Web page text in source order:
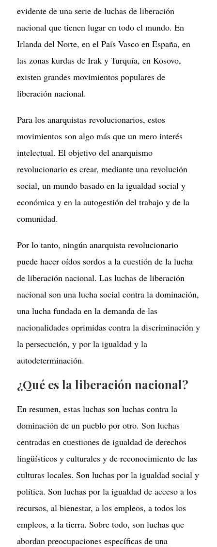
evidente de una serie de luchas de liberación
nacional que tienen lugar en todo el mundo. En
Irlanda del Norte, en el País Vasco en España, en
las zonas kurdas de Irak y Turquía, en Kosovo,
existen grandes movimientos populares de
liberación nacional.
Para los anarquistas revolucionarios, estos
movimientos son algo más que un mero interés
intelectual. El objetivo del anarquismo
revolucionario es crear, mediante una revolución
social, un mundo basado en la igualdad social y
económica y en la autogestión del trabajo y de la
comunidad.
Por lo tanto, ningún anarquista revolucionario
puede hacer oídos sordos a la cuestión de la lucha
de liberación nacional. Las luchas de liberación
nacional son una lucha social contra la dominación,
una lucha fundada en la demanda de las
nacionalidades oprimidas contra la discriminación y
la persecución, y por la igualdad y la
autodeterminación.
¿Qué es la liberación nacional?
En resumen, estas luchas son luchas contra la
dominación de un pueblo por otro. Son luchas
centradas en cuestiones de igualdad de derechos
lingüísticos y culturales y de reconocimiento de las
culturas locales. Son luchas por la igualdad social y
política. Son luchas por la igualdad de acceso a los
recursos, al bienestar, a los empleos, a todos los
empleos, a la tierra. Sobre todo, son luchas que
abordan preocupaciones específicas de una